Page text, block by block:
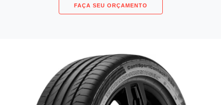
FAÇA SEU ORÇAMENTO